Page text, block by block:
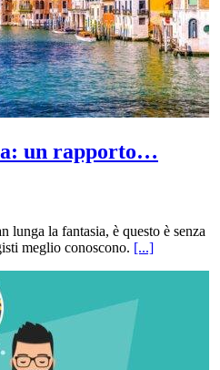
un rapporto…
lunga la fantasia, è questo è senza
meglio conoscono. [...]